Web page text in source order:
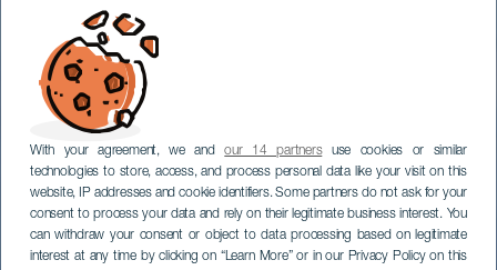
With your agreement, we andour 14 partnersuse cookies or similar
technologies to store, access, and process personal data like your visit on this
website, IP addresses and cookie identifiers. Some partners do not ask for your
consent to process your data and rely on their legitimate business interest. You
can withdraw your consent or object to data processing based on legitimate
interest at any time by clicking on “Learn More” or in our Privacy Policy on this